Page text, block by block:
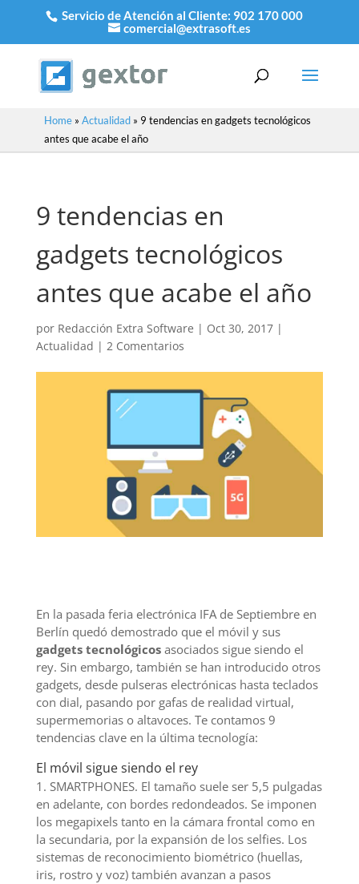
Servicio de Atención al Cliente: 902 170 000
comercial@extrasoft.es
Home» Actualidad» 9 tendencias en gadgets tecnológicos
antes que acabe el año
9 tendencias en
gadgets tecnológicos
antes que acabe el año
por Redacción Extra Software | Oct 30, 2017|
Actualidad | 2 Comentarios
En la pasada feria electrónica IFA de Septiembre en
Berlín quedó demostrado que el móvil y sus
gadgets tecnológicosasociados sigue siendo el
rey. Sin embargo, también se han introducido otros
gadgets, desde pulseras electrónicas hasta teclados
con dial, pasando por gafas de realidad virtual,
supermemorias o altavoces. Te contamos 9
tendencias clave en la última tecnología:
El móvil sigue siendo el rey
1. SMARTPHONES. El tamaño suele ser 5,5 pulgadas
en adelante, con bordes redondeados. Se imponen
los megapixels tanto en la cámara frontal como en
la secundaria, por la expansión de los selfies. Los
sistemas de reconocimiento biométrico (huellas,
iris, rostro y voz) también avanzan a pasos